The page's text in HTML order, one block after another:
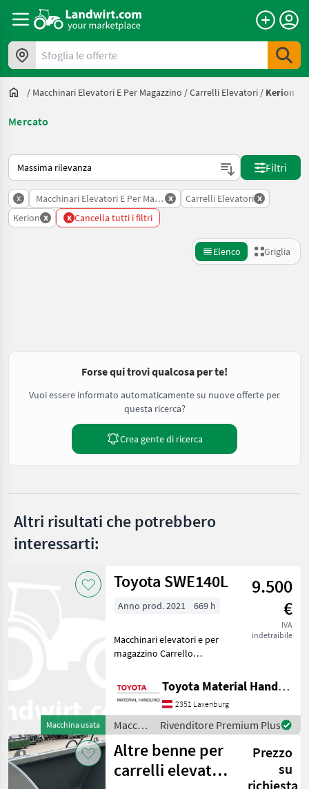
Sfoglia le offerte
/ Macchinari Elevatori E Per Magazzino /Carrelli Elevatori / Kerion
Mercato
Ecco come viene ordinato su Landwirt.com
Filtri
x Macchinari Elevatori E Per Magazzino
x Carrelli Elevatori x
Kerion x x Cancella tutti i filtri
Elenco Griglia
Forse qui trovi qualcosa per te!
Vuoi essere informato automaticamente su nuove offerte per
questa ricerca?
Crea gente di ricerca
Altri risultati che potrebbero
interessarti:
Macchina usata
Toyota SWE140L
9.500
€
IVA
indetraibile
Anno prod. 2021 669 h
Macchinari elevatori e per
magazzino Carrello
Toyota Material Handling Austria GmbH
2351 Laxenburg
Macchinari
elevatori
e per
magazzino
/
Rivenditore Premium Plus
Altre benne per
carrelli elevatori
Prezzo
su
richiesta